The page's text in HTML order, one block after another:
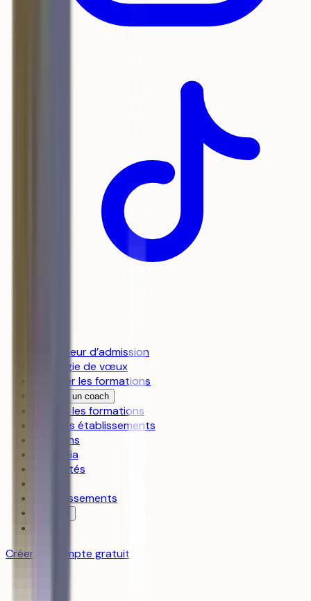
Simulateur d’admission
Stratégie de vœux
Explorer les formations
Trouver un coach
Toutes les formations
Tous les établissements
Révisions
Le média
Actualités
Les classements
Créer un compte gratuit